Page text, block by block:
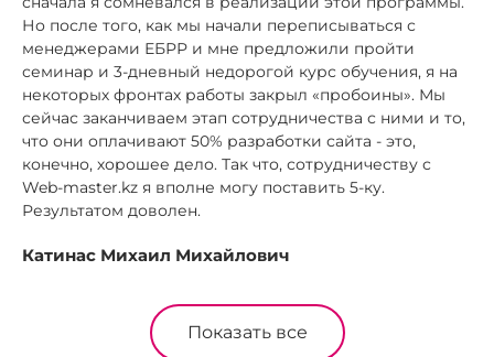
Но после того, как мы начали переписываться с
менеджерами ЕБРР и мне предложили пройти
семинар и 3-дневный недорогой курс обучения, я на
некоторых фронтах работы закрыл «пробоины». Мы
сейчас заканчиваем этап сотрудничества с ними и то,
что они оплачивают 50% разработки сайта - это,
конечно, хорошее дело. Так что, сотрудничеству с
Web-master.kz я вполне могу поставить 5-ку.
Результатом доволен.
Катинас Михаил Михайлович
Показать все